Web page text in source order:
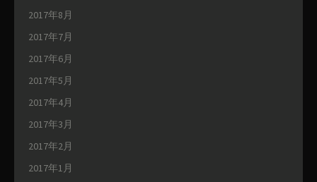
2017年8月
2017年7月
2017年6月
2017年5月
2017年4月
2017年3月
2017年2月
2017年1月